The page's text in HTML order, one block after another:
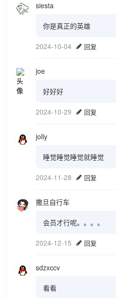
siesta
你是真正的英雄
2024-10-04 回复
joe
好好好
2024-10-29 回复
jolly
睡觉睡觉睡觉就睡觉
2024-11-28 回复
撒旦自行车
会员才行呢。。。。
2024-12-15 回复
sdzxccv
看看